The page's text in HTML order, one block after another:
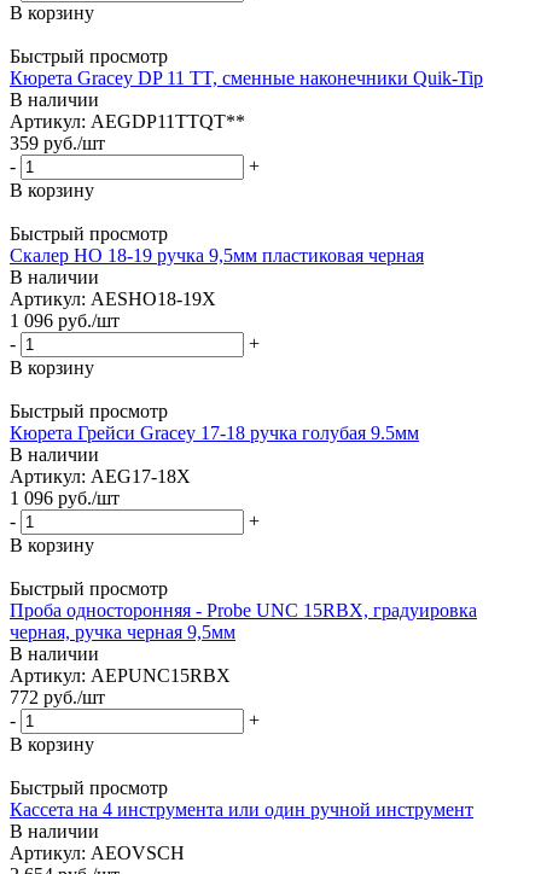
В корзину
Быстрый просмотр
Кюрета Gracey DP 11 TT, сменные наконечники Quik-Tip
В наличии
Артикул: AEGDP11TTQT**
359 руб./шт
-
+
В корзину
Быстрый просмотр
Скалер HO 18-19 ручка 9,5мм пластиковая черная
В наличии
Артикул: AESHO18-19X
1 096 руб./шт
-
+
В корзину
Быстрый просмотр
Кюрета Грейси Gracey 17-18 ручка голубая 9.5мм
В наличии
Артикул: AEG17-18X
1 096 руб./шт
-
+
В корзину
Быстрый просмотр
Проба односторонняя - Probe UNC 15RBX, градуировка
черная, ручка черная 9,5мм
В наличии
Артикул: AEPUNC15RBX
772 руб./шт
-
+
В корзину
Быстрый просмотр
Кассета на 4 инструмента или один ручной инструмент
В наличии
Артикул: AEOVSCH